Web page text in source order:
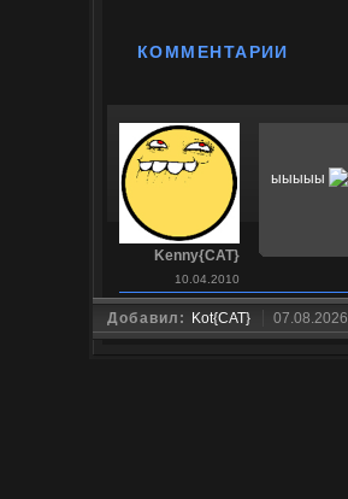
КОММЕНТАРИИ
Kenny{CAT}
10.04.2010
ыыыыы
Добавил: Kot{CAT} 07.08.2026